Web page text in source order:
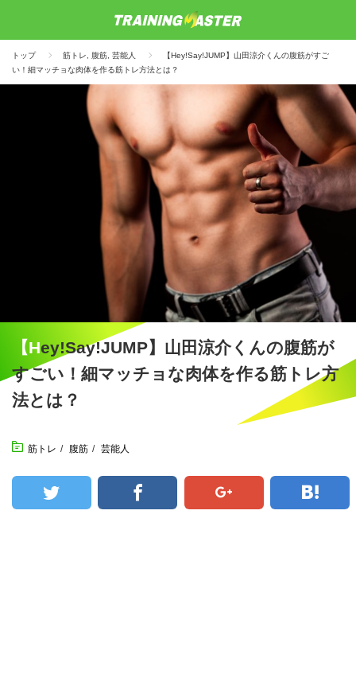
トップ 筋トレ 腹筋 芸能人
【Hey!Say!JUMP】山田涼介くんの腹筋がすご
い！細マッチョな肉体を作る筋トレ方法とは？
【Hey!Say!JUMP】山田涼介くんの腹筋が
すごい！細マッチョな肉体を作る筋トレ方
法とは？
筋トレ / 腹筋 / 芸能人